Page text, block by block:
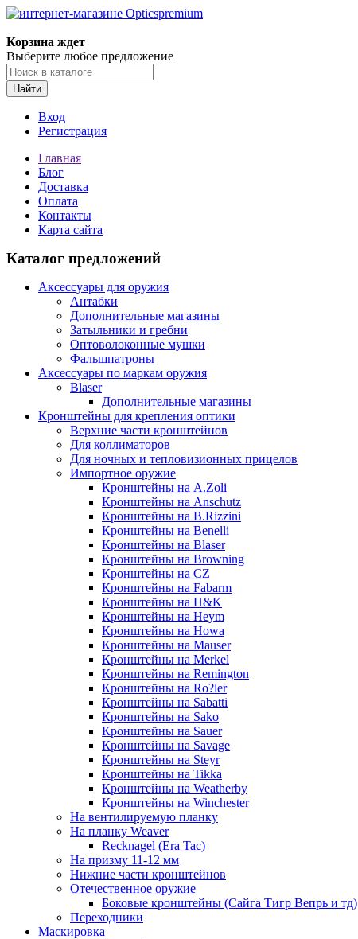
Корзина ждет
Выберите любое предложение
Найти
Вход
Регистрация
Главная
Блог
Доставка
Оплата
Контакты
Карта сайта
Каталог предложений
Аксессуары для оружия
Антабки
Дополнительные магазины
Затыльники и гребни
Оптоволоконные мушки
Фальшпатроны
Аксессуары по маркам оружия
Blaser
Дополнительные магазины
Кронштейны для крепления оптики
Верхние части кронштейнов
Для коллиматоров
Для ночных и тепловизионных прицелов
Импортное оружие
Кронштейны на A.Zoli
Кронштейны на Anschutz
Кронштейны на B.Rizzini
Кронштейны на Benelli
Кронштейны на Blaser
Кронштейны на Browning
Кронштейны на CZ
Кронштейны на Fabarm
Кронштейны на H&K
Кронштейны на Heym
Кронштейны на Howa
Кронштейны на Mauser
Кронштейны на Merkel
Кронштейны на Remington
Кронштейны на Ro?ler
Кронштейны на Sabatti
Кронштейны на Sako
Кронштейны на Sauer
Кронштейны на Savage
Кронштейны на Steyr
Кронштейны на Tikka
Кронштейны на Weatherby
Кронштейны на Winchester
На вентилируемую планку
На планку Weaver
Recknagel (Era Tac)
На призму 11-12 мм
Нижние части кронштейнов
Отечественное оружие
Боковые кронштейны (Сайга Тигр Вепрь и тд)
Переходники
Маскировка